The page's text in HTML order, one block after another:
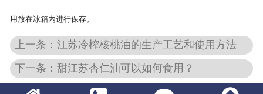
用放在冰箱内进行保存。
上一条：江苏冷榨核桃油的生产工艺和使用方法
下一条：甜江苏杏仁油可以如何食用？